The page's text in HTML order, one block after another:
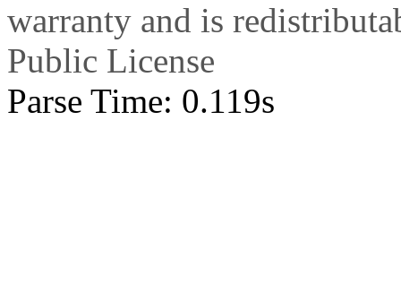
warranty and is
Public License
Parse Time: 0.119s